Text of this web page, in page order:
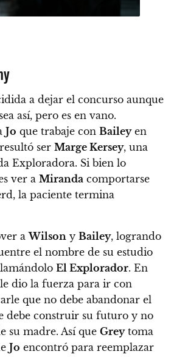
a dejar el concurso aunque
así, pero es en vano.
Jo que trabaje con Baileyen
ser Marge Kersey, una
Exploradora. Si bien lo
ver a Miranda comportarse
la paciente termina
aWilson y Bailey, logrando
el nombre de su estudio
El Explorador. En
le dio la fuerza para ir con
que no debe abandonar el
debe construir su futuro y no
su madre. Así que Greytoma
Jo encontró para reemplazar